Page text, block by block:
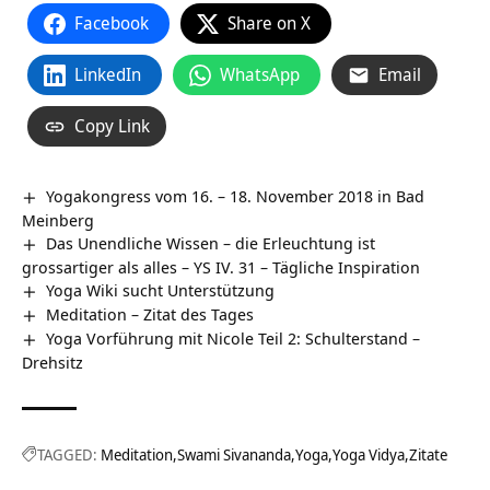
Facebook Share on X
LinkedIn WhatsApp Email
Copy Link
Yogakongress vom 16. – 18. November 2018 in Bad
Meinberg
Das Unendliche Wissen – die Erleuchtung ist
grossartiger als alles – YS IV. 31 – Tägliche Inspiration
Yoga Wiki sucht Unterstützung
Meditation – Zitat des Tages
Yoga Vorführung mit Nicole Teil 2: Schulterstand –
Drehsitz
TAGGED: Meditation Swami Sivananda Yoga Yoga Vidya Zitate